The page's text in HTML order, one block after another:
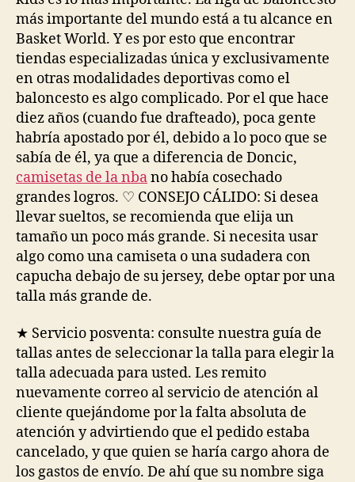
más importante del mundo está a tu alcance en
Basket World. Y es por esto que encontrar
tiendas especializadas única y exclusivamente
en otras modalidades deportivas como el
baloncesto es algo complicado. Por el que hace
diez años (cuando fue drafteado), poca gente
habría apostado por él, debido a lo poco que se
sabía de él, ya que a diferencia de Doncic,
camisetas de la nbano había cosechado
grandes logros. ♡ CONSEJO CÁLIDO: Si desea
llevar sueltos, se recomienda que elija un
tamaño un poco más grande. Si necesita usar
algo como una camiseta o una sudadera con
capucha debajo de su jersey, debe optar por una
talla más grande de.
★ Servicio posventa: consulte nuestra guía de
tallas antes de seleccionar la talla para elegir la
talla adecuada para usted. Les remito
nuevamente correo al servicio de atención al
cliente quejándome por la falta absoluta de
atención y advirtiendo que el pedido estaba
cancelado, y que quien se haría cargo ahora de
los gastos de envío. De ahí que su nombre siga